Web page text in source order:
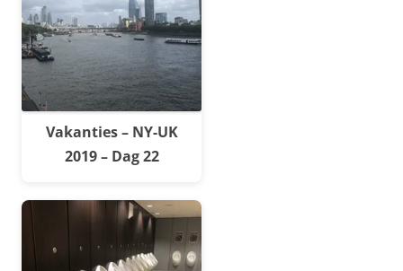
Vakanties – NY-UK
2019 – Dag 22